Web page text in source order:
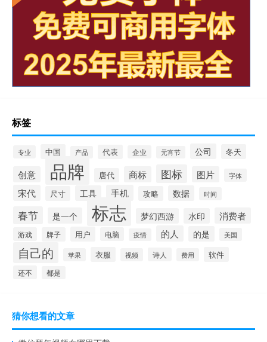
标签
专业 中国 产品 代表 企业 元宵节 公司 冬天
创意 品牌 唐代 商标 图标 图片 字体
宋代 尺寸 工具 手机 攻略 数据 时间
春节 是一个 标志 梦幻西游 水印 消费者
游戏 牌子 用户 电脑 疫情 的人 的是 美国
自己的 苹果 衣服 视频 诗人 费用 软件
还不 都是
猜你想看的文章